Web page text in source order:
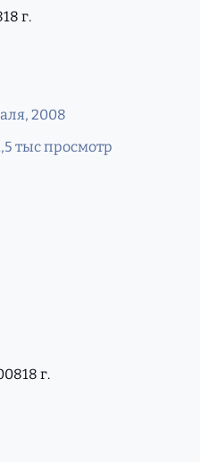
18 г.
2008
тыс просмотр
18 г.